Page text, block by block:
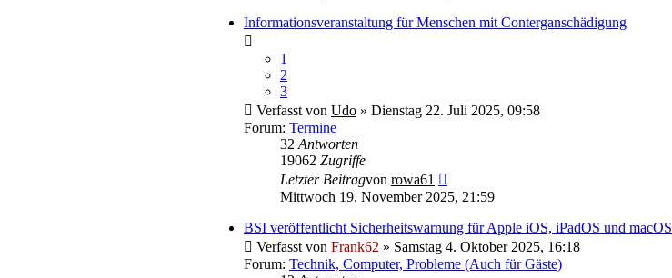
Informationsveranstaltung für Menschen mit Conterganschädigung
1
2
3
Verfasst von Udo » Dienstag 22. Juli 2025, 09:58
Forum: Termine
32 Antworten
19062 Zugriffe
Letzter Beitragvon rowa61
Beitrag
Mittwoch 19. November 2025, 21:59
BSI veröffentlicht Sicherheitswarnung für Apple iOS, iPadOS und macOS
Verfasst von Frank62 » Samstag 4. Oktober 2025, 16:18
Forum: Technik, Computer, Probleme (Auch für Gäste)